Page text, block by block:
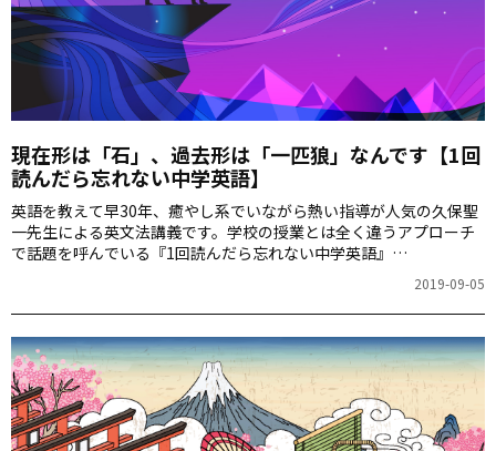
現在形は「石」、過去形は「一匹狼」なんです【1回
読んだら忘れない中学英語】
英語を教えて早30年、癒やし系でいながら熱い指導が人気の久保聖
一先生による英文法講義です。学校の授業とは全く違うアプローチ
で話題を呼んでいる『1回読んだら忘れない中学英語』
2019-09-05